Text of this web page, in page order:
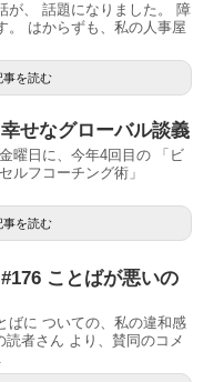
が、 話題になりました。 障
。 はからずも、私の人事屋
事を読む
幸せなグローバル談義
曜日に、今年4回目の 「ビ
ルフコーチング術」
事を読む
ことばが悪いの
ばに ついての、私の違和感
読者さん より、賛同のコメ